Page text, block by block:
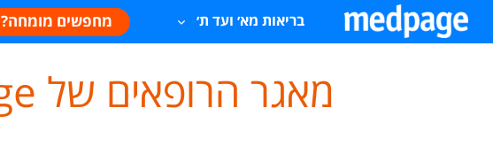
בריאות מא׳ ועד ת׳ מחפשים מומחה?
מאגר הרופאים של medpage